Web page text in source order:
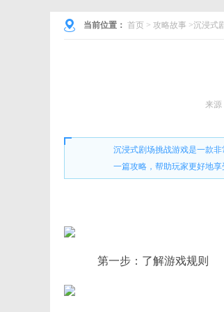
当前位置： 首页 > 攻略故事 >沉浸式
来源
沉浸式剧场挑战游戏是一款
一篇攻略，帮助玩家更好地享
第一步：了解游戏规则